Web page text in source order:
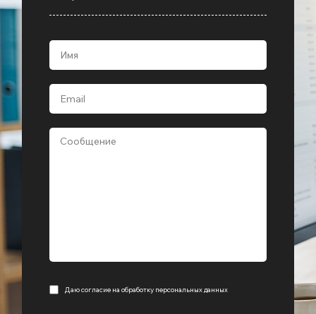
Даю согласие на обработку персональных данных